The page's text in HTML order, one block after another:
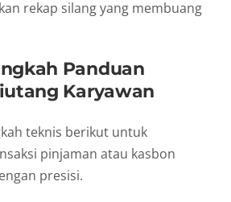
rekap silang yang membuang
Panduan
Karyawan
teknis berikut untuk
pinjaman atau kasbon
presisi.